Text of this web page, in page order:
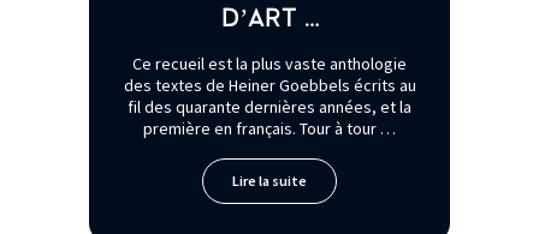
D’ART …
Ce recueil est la plus vaste anthologie
des textes de Heiner Goebbels écrits au
fil des quarante dernières années, et la
première en français. Tour à tour …
Lire la suite